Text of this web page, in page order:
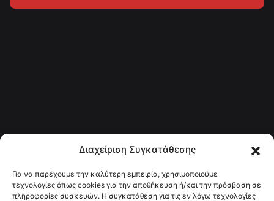
Διαχείριση Συγκατάθεσης
Για να παρέχουμε την καλύτερη εμπειρία, χρησιμοποιούμε
τεχνολογίες όπως cookies για την αποθήκευση ή/και την πρόσβαση σε
πληροφορίες συσκευών. Η συγκατάθεση για τις εν λόγω τεχνολογίες